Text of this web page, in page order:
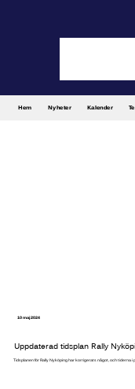
Hem Nyheter Kalender
10 maj 2024
Uppdaterad tidsplan Rally
Tidsplanen för Rally Nyköping har korrigerats något, och tiderna